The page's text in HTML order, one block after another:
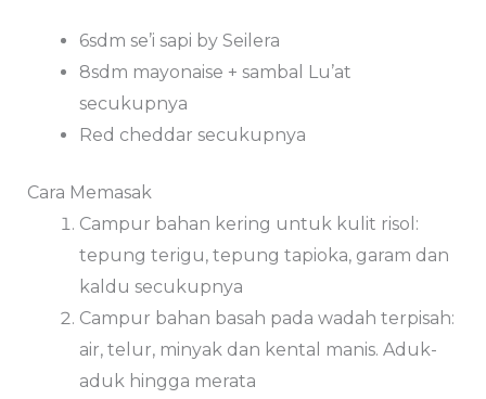
6sdm se’i sapi by Seilera
8sdm mayonaise + sambal Lu’at
secukupnya
Red cheddar secukupnya
Cara Memasak
Campur bahan kering untuk kulit risol:
tepung terigu, tepung tapioka, garam dan
kaldu secukupnya
Campur bahan basah pada wadah terpisah:
air, telur, minyak dan kental manis. Aduk-
aduk hingga merata